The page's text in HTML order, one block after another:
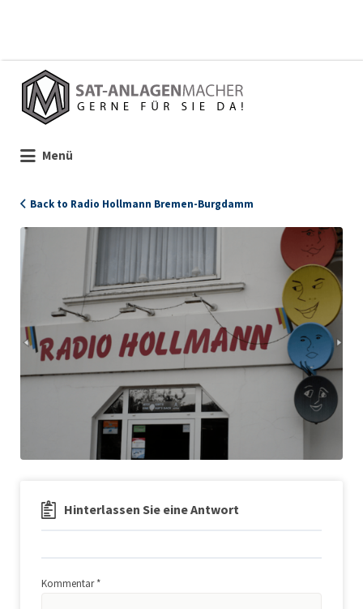
Suchen
nach:
Menü
1754_Hollmann_Ladenansicht
Back to Radio Hollmann Bremen-Burgdamm
Hinterlassen Sie eine Antwort
Kommentar*